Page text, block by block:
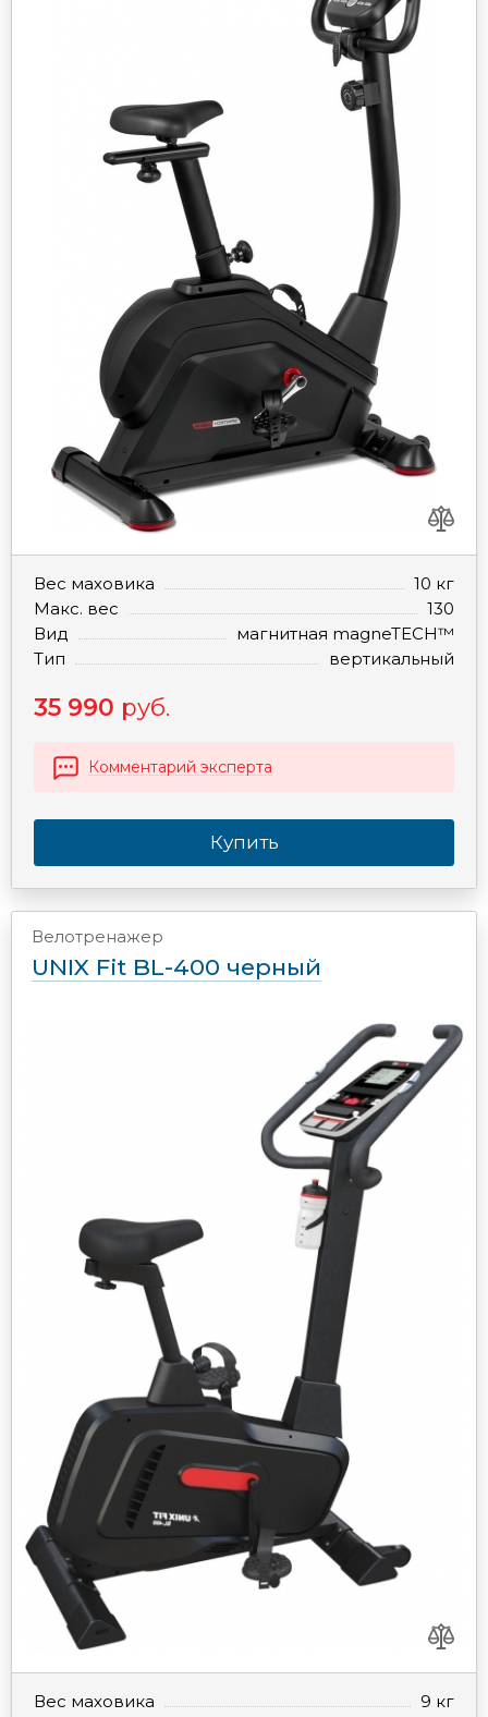
Вес маховика
10 кг
Макс. вес
130
Вид
магнитная magneTECH™
Тип
вертикальный
35 990 руб.
Комментарий эксперта
Купить
Велотренажер
UNIX Fit BL-400 черный
Вес маховика
9 кг